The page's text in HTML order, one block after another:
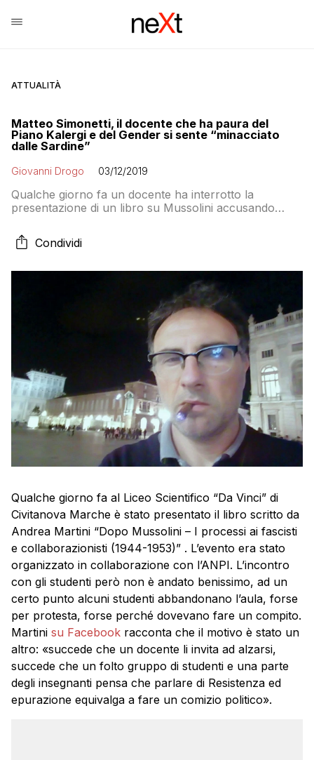
ATTUALITÀ
Matteo Simonetti, il docente che ha paura del
Piano Kalergi e del Gender si sente “minacciato
dalle Sardine”
Giovanni Drogo 03/12/2019
Qualche giorno fa un docente ha interrotto la
presentazione di un libro su Mussolini accusando
contraddittorio tendendo in ostaggio gli studenti. Il
valoroso professore ha difeso la libertà di opinione,
vaccini obbligatori e – curiosamente – ebrei
Condividi
Qualche giorno fa al Liceo Scientifico “Da Vinci” di
Civitanova Marche è stato presentato il libro scritto da
Andrea Martini “Dopo Mussolini – I processi ai fascisti
e collaborazionisti (1944-1953)” . L’evento era stato
organizzato in collaborazione con l’ANPI. L’incontro
con gli studenti però non è andato benissimo, ad un
certo punto alcuni studenti abbandonano l’aula, forse
per protesta, forse perché dovevano fare un compito.
Martini su Facebook racconta che il motivo è stato un
altro: «succede che un docente li invita ad alzarsi,
succede che un folto gruppo di studenti e una parte
degli insegnanti pensa che parlare di Resistenza ed
epurazione equivalga a fare un comizio politico».